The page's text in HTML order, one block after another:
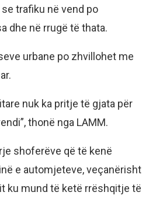
trafiku në vend po
dhe në rrugë të thata.
urbane po zhvillohet me
nuk ka pritje të gjata për
thonë nga LAMM.
shoferëve që të kenë
e automjeteve, veçanërisht
ku mund të ketë rrëshqitje të